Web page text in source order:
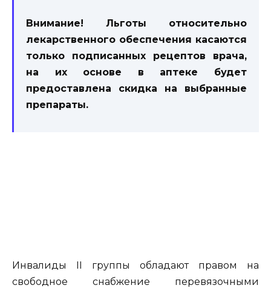
Внимание! Льготы относительно
лекарственного обеспечения касаются
только подписанных рецептов врача,
на их основе в аптеке будет
предоставлена скидка на выбранные
препараты.
Инвалиды II группы обладают правом на
свободное снабжение перевязочными